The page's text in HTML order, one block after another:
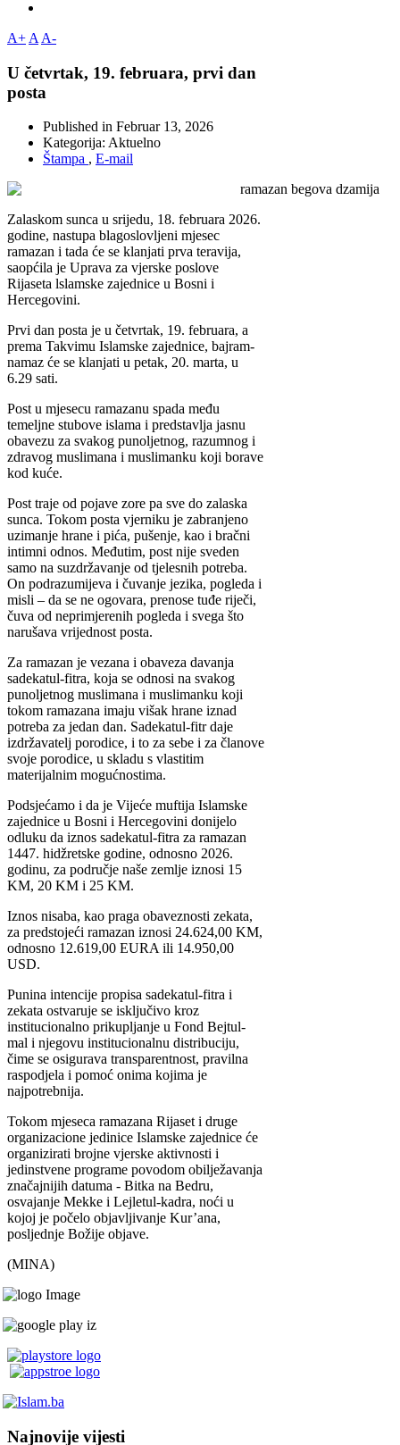
A+ A A-
U četvrtak, 19. februara, prvi dan
posta
Published in Februar 13, 2026
Kategorija: Aktuelno
Štampa , E-mail
Zalaskom sunca u srijedu, 18. februara 2026.
godine, nastupa blagoslovljeni mjesec
ramazan i tada će se klanjati prva teravija,
saopćila je Uprava za vjerske poslove
Rijaseta lslamske zajednice u Bosni i
Hercegovini.
Prvi dan posta je u četvrtak, 19. februara, a
prema Takvimu Islamske zajednice, bajram-
namaz će se klanjati u petak, 20. marta, u
6.29 sati.
Post u mjesecu ramazanu spada među
temeljne stubove islama i predstavlja jasnu
obavezu za svakog punoljetnog, razumnog i
zdravog muslimana i muslimanku koji borave
kod kuće.
Post traje od pojave zore pa sve do zalaska
sunca. Tokom posta vjerniku je zabranjeno
uzimanje hrane i pića, pušenje, kao i bračni
intimni odnos. Međutim, post nije sveden
samo na suzdržavanje od tjelesnih potreba.
On podrazumijeva i čuvanje jezika, pogleda i
misli – da se ne ogovara, prenose tuđe riječi,
čuva od neprimjerenih pogleda i svega što
narušava vrijednost posta.
Za ramazan je vezana i obaveza davanja
sadekatul-fitra, koja se odnosi na svakog
punoljetnog muslimana i muslimanku koji
tokom ramazana imaju višak hrane iznad
potreba za jedan dan. Sadekatul-fitr daje
izdržavatelj porodice, i to za sebe i za članove
svoje porodice, u skladu s vlastitim
materijalnim mogućnostima.
Podsjećamo i da je Vijeće muftija Islamske
zajednice u Bosni i Hercegovini donijelo
odluku da iznos sadekatul-fitra za ramazan
1447. hidžretske godine, odnosno 2026.
godinu, za područje naše zemlje iznosi 15
KM, 20 KM i 25 KM.
Iznos nisaba, kao praga obaveznosti zekata,
za predstojeći ramazan iznosi 24.624,00 KM,
odnosno 12.619,00 EURA ili 14.950,00
USD.
Punina intencije propisa sadekatul-fitra i
zekata ostvaruje se isključivo kroz
institucionalno prikupljanje u Fond Bejtul-
mal i njegovu institucionalnu distribuciju,
čime se osigurava transparentnost, pravilna
raspodjela i pomoć onima kojima je
najpotrebnija.
Tokom mjeseca ramazana Rijaset i druge
organizacione jedinice Islamske zajednice će
organizirati brojne vjerske aktivnosti i
jedinstvene programe povodom obilježavanja
značajnijih datuma - Bitka na Bedru,
osvajanje Mekke i Lejletul-kadra, noći u
kojoj je počelo objavljivanje Kur’ana,
posljednje Božije objave.
(MINA)
Najnovije vijesti